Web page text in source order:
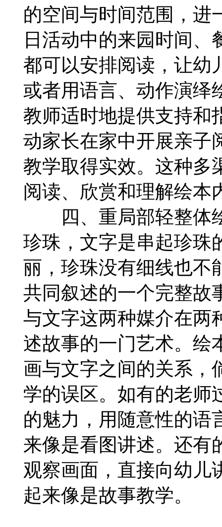
的空间与时间范围，进
日活动中的来园时间
都可以安排阅读，让幼
或者用语言、动作演绎
教师适时地提供支持和
动家长在家中开展亲子
教学取得实效。这种多
阅读、欣赏和理解绘本
四、重局部轻整体
珍珠，文字是串起珍珠
丽，珍珠没有细线也不
共同叙述的一个完整故
与文字这两种媒介在两
述故事的一门艺术。绘
画与文字之间的关系，
学的误区。如有的老师
的魅力，用随意性的语
来像是看图讲述。还有
观察画面，直接向幼儿
起来像是故事教学。